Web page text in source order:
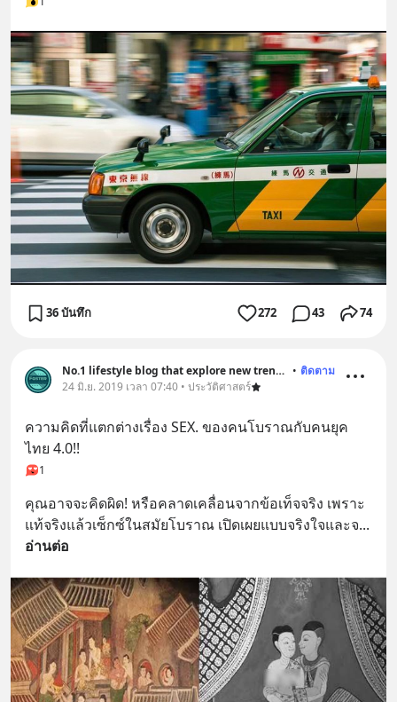
36 บันทึก 272 43 74
No.1 lifestyle blog that explore new trend and history • ติดตาม
24 มิ.ย. 2019 เวลา 07:40 • ประวัติศาสตร์
ความคิดที่แตกต่างเรื่อง SEX. ของคนโบราณกับคนยุค
ไทย 4.0!!
1
คุณอาจจะคิดผิด! หรือคลาดเคลื่อนจากข้อเท็จจริง เพราะ
แท้จริงแล้วเซ็กซ์ในสมัยโบราณ เปิดเผยแบบจริงใจและจ
อ่านต่อ